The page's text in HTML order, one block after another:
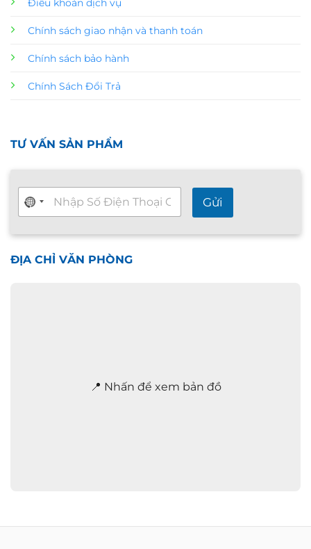
Điều khoản dịch vụ
Chính sách giao nhận và thanh toán
Chính sách bảo hành
Chính Sách Đổi Trả
TƯ VẤN SẢN PHẨM
T
ư
v
n
Gửi
ĐỊA CHỈ VĂN PHÒNG
📍 Nhấn để xem bản đồ